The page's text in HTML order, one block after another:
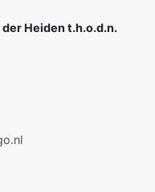
Heiden t.h.o.d.n.